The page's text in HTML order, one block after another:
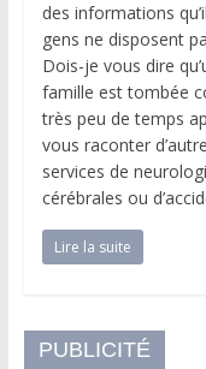
des informations
gens ne disposent
Dois-je vous dire
famille est tombée
très peu de temps
vous raconter
services de
cérébrales ou
Lire la suite
PUBLICITÉ